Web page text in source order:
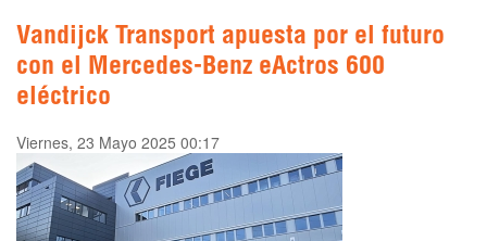
Vandijck Transport apuesta por el futuro
con el Mercedes-Benz eActros 600
eléctrico
Viernes, 23 Mayo 2025 00:17